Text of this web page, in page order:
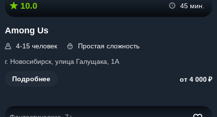
10.0 45 мин.
Among Us
4-15 человек
Простая сложность
г. Новосибирск, улица Галущака, 1А
Подробнее от 4 000₽